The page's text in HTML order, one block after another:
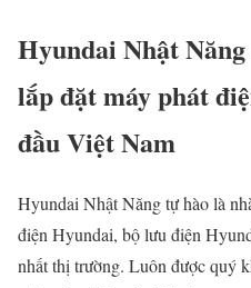
Hyundai Nhật
lắp đặt máy phát
đầu Việt Nam
Hyundai Nhật Năng tự hào là
điện Hyundai, bộ lưu điện
nhất thị trường. Luôn được quý